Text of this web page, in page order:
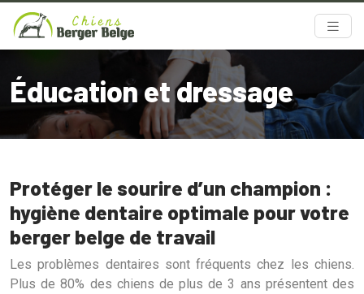
Éducation et dressage
Protéger le sourire d’un champion :
hygiène dentaire optimale pour votre
berger belge de travail
Les problèmes dentaires sont fréquents chez les chiens.
Plus de 80% des chiens de plus de 3 ans présentent des